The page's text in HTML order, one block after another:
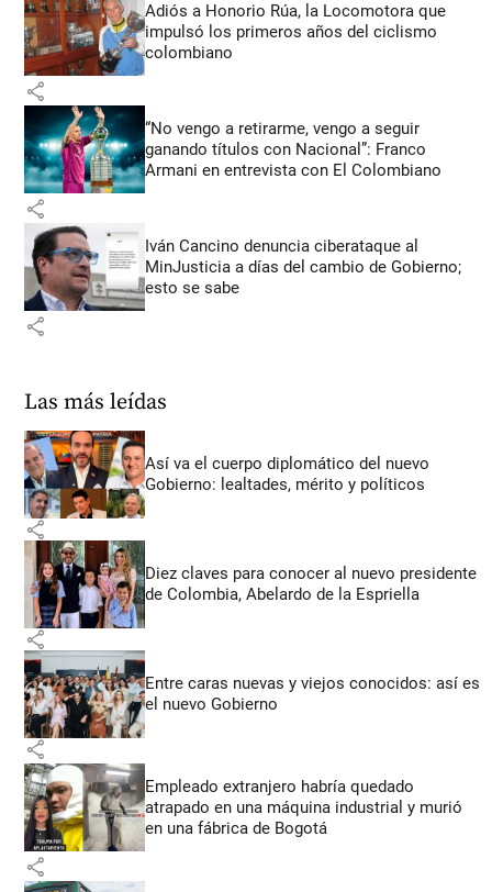
Adiós a Honorio Rúa, la Locomotora que
impulsó los primeros años del ciclismo
colombiano
share
“No vengo a retirarme, vengo a seguir
ganando títulos con Nacional”: Franco
Armani en entrevista con El Colombiano
share
Iván Cancino denuncia ciberataque al
MinJusticia a días del cambio de Gobierno;
esto se sabe
share
Las más leídas
Así va el cuerpo diplomático del nuevo
Gobierno: lealtades, mérito y políticos
share
Diez claves para conocer al nuevo presidente
de Colombia, Abelardo de la Espriella
share
Entre caras nuevas y viejos conocidos: así es
el nuevo Gobierno
share
Empleado extranjero habría quedado
atrapado en una máquina industrial y murió
en una fábrica de Bogotá
share